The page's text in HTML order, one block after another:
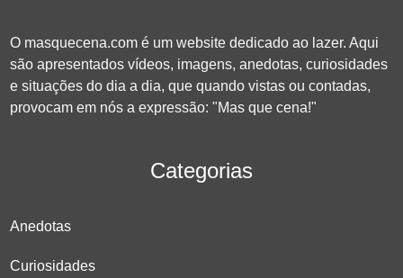
O masquecena.com é um website dedicado ao lazer. Aqui
são apresentados vídeos, imagens, anedotas, curiosidades
e situações do dia a dia, que quando vistas ou contadas,
provocam em nós a expressão: "Mas que cena!"
Categorias
Anedotas
Curiosidades